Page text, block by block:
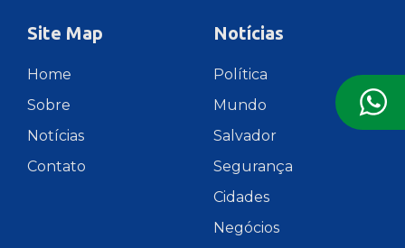
Site Map
Home
Sobre
Notícias
Contato
Notícias
Política
Mundo
Salvador
Segurança
Cidades
Negócios